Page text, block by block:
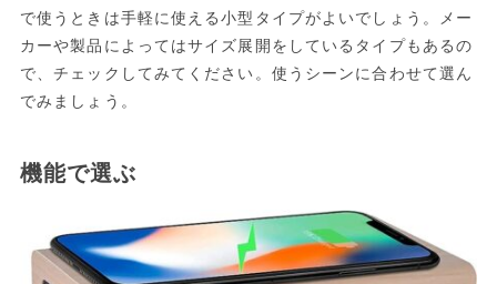
で使うときは手軽に使える小型タイプがよいでしょう。メー
カーや製品によってはサイズ展開をしているタイプもあるの
で、チェックしてみてください。使うシーンに合わせて選ん
でみましょう。
機能で選ぶ